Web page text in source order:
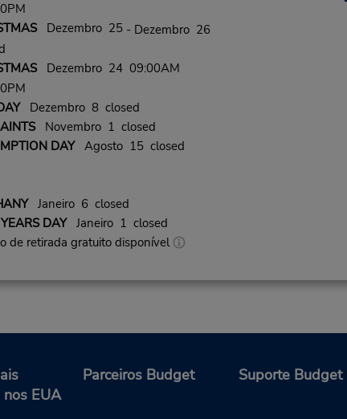
Dezembro 25 - Dezembro 26
Dezembro 24 09:00AM
Dezembro 8 closed
Novembro 1 closed
DAYAgosto 15 closed
Janeiro 6 closed
DAYJaneiro 1 closed
de retirada gratuito disponível
EUA
Parceiros Budget Suporte Budget